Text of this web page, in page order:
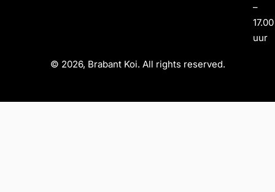
–
17.00
uur
© 2026, Brabant Koi. All rights reserved.